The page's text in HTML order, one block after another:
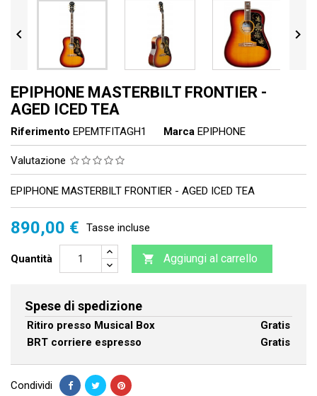
 
EPIPHONE MASTERBILT FRONTIER -
AGED ICED TEA
Riferimento EPEMTFITAGH1 Marca EPIPHONE
Valutazione
EPIPHONE MASTERBILT FRONTIER - AGED ICED TEA
890,00 € Tasse incluse
Quantità  Aggiungi al carrello
Spese di spedizione
Ritiro presso Musical Box
Gratis
BRT corriere espresso
Gratis
Condividi